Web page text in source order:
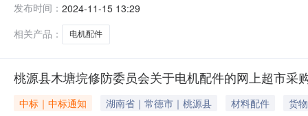
称:湖南省常德市桃源县报价起止时间:-二、采购单位信
发布时间： 2024-11-15 13:29
相关产品：
电机配件
桃源县木塘垸修防委员会关于电机配件的网上超市采
中标｜中标通知 湖南省｜常德市｜桃源县 材料配件
货物